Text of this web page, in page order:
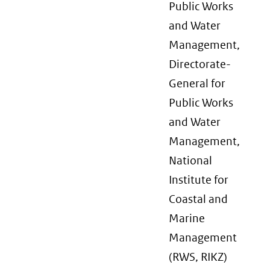
Public Works
and Water
Management,
Directorate-
General for
Public Works
and Water
Management,
National
Institute for
Coastal and
Marine
Management
(RWS, RIKZ)